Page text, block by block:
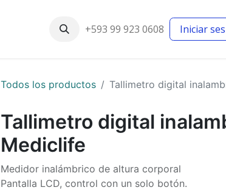
Nuestros clientes Blog
+593 99 923 0608 Iniciar
Todos los productos Tallimetro digital
Tallimetro digital
Mediclife
Medidor inalámbrico de altura corporal
Pantalla LCD, control con un solo botón.